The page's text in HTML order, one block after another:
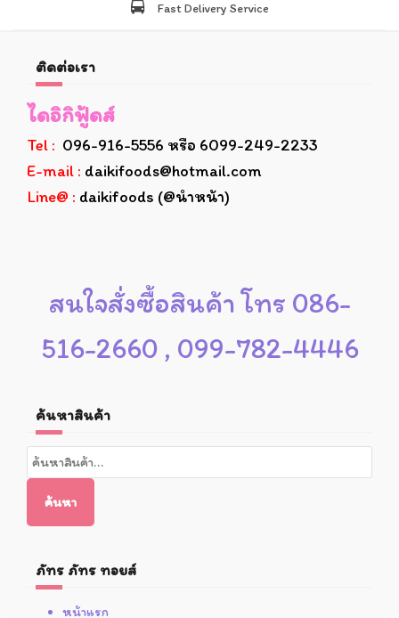
Fast Delivery Service
ติดต่อเรา
ไดอิกิฟู้ดส์
Tel : 096-916-5556 หรือ 6099-249-2233
E-mail : daikifoods@hotmail.com
Line@ : daikifoods (@นำหน้า)
สนใจสั่งซื้อสินค้า โทร 086-
516-2660 , 099-782-4446
ค้นหาสินค้า
ค้นหา:
ค้นหา
ภัทร ภัทร ทอยส์
หน้าแรก